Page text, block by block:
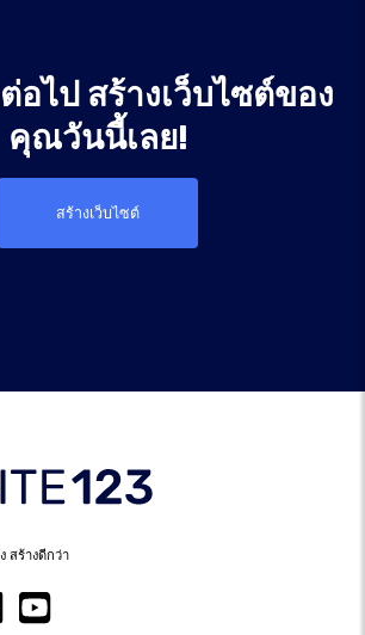
อไป สร้างเว็บไซต์ของ
คุณวันนี้เลย!
สร้างเว็บไซต์
สร้างดีกว่า